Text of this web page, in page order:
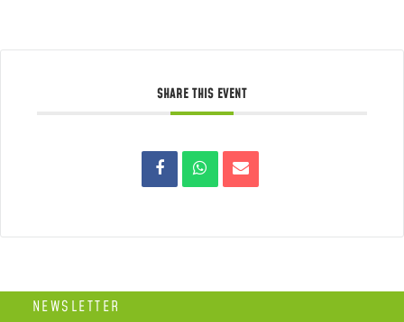
SHARE THIS EVENT
NEWSLETTER